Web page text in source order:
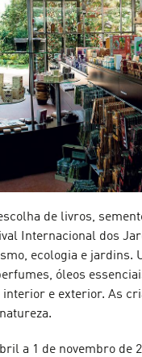
de livros,
Internacional dos
ecologia e jardins.
óleos
interior e exterior. As
a 1 de novembro de